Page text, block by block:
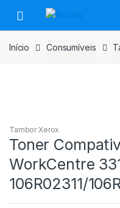
para
navegação
para
o
conteúdo
Início Consumíveis
Tambor Xerox
Toner
WorkCentre
106R02311/